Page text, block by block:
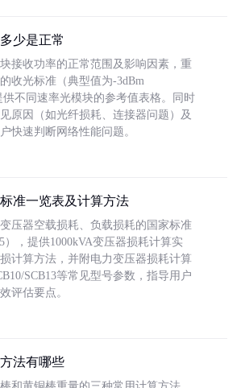
少是正常
接收功率的正常范围及影响因素，重
收光标准（典型值为-3dBm
供不同速率光模块的参考值表格。同时
原因（如光纤损耗、连接器问题）及
快速判断网络性能问题。
准一览表及计算方法
压器空载损耗、负载损耗的国家标准
），提供1000kVA变压器损耗计算实
计算方法，并附电力变压器损耗计算
SCB13等常见型号参数，指导用户
评估要点。
法有哪些